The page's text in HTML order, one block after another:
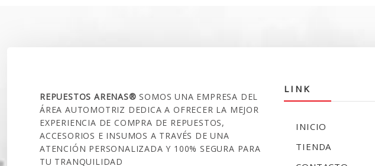
REPUESTOS ARENAS®SOMOS UNA EMPRESA DEL
ÁREA AUTOMOTRIZ DEDICA A OFRECER LA MEJOR
EXPERIENCIA DE COMPRA DE REPUESTOS,
ACCESORIOS E INSUMOS A TRAVÉS DE UNA
ATENCIÓN PERSONALIZADA Y 100% SEGURA PARA
TU TRANQUILIDAD
LINK
INICIO
TIENDA